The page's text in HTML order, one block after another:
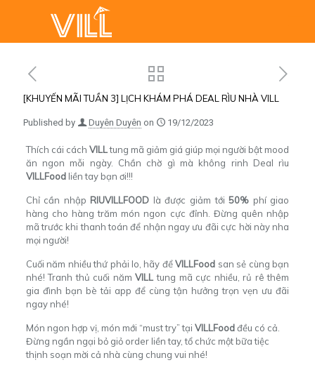
[KHUYẾN MÃI TUẦN 3] LỊCH KHÁM PHÁ DEAL RÌU NHÀ VILL
Published by Duyên Duyên on 19/12/2023
Thích cái cách VILLtung mã giảm giá giúp mọi người bật mood
ăn ngon mỗi ngày. Chần chờ gì mà không rinh Deal rìu
VILLFoodliền tay bạn ơi!!!
Chỉ cần nhập RIUVILLFOOD là được giảm tới50% phí giao
hàng cho hàng trăm món ngon cực đỉnh. Đừng quên nhập
mã trước khi thanh toán để nhận ngay ưu đãi cực hời này nha
mọi người!
Cuối năm nhiều thứ phải lo, hãy đểVILLFood san sẻ cùng bạn
nhé! Tranh thủ cuối nămVILL tung mã cực nhiều, rủ rê thêm
gia đình bạn bè tải app để cùng tận hưởng trọn vẹn ưu đãi
ngay nhé!
Món ngon hợp vị, món mới “must try” tại VILLFoodđều có cả.
Đừng ngần ngại bỏ giỏ order liền tay, tổ chức một bữa tiệc
thịnh soạn mời cả nhà cùng chung vui nhé!